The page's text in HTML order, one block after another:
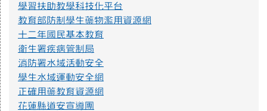
提升社會大眾對身心障礙者權利公約1.jpg
提升社會大眾對身心障礙者權利公約2.jpg
防範一氧化碳中毐.jpg
學習扶助教學科技化平台
教育部防制學生藥物濫用資源網
十二年國民基本教育
衛生署疾病管制局
消防署水域活動安全
學生水域運動安全網
正確用藥教育資源網
花蓮縣道安宣導團